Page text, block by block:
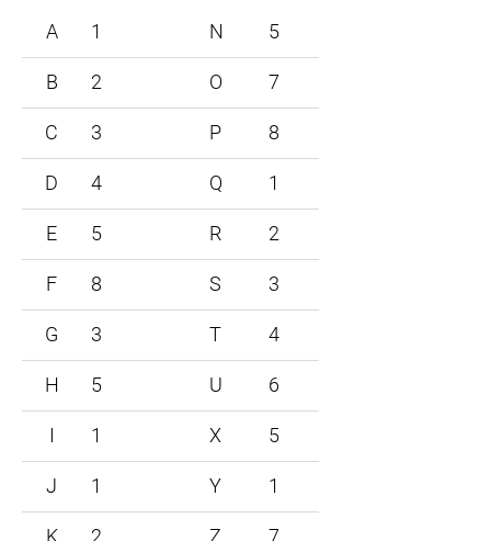
A 1 N 5
B 2 O 7
C 3 P 8
D 4 Q 1
E 5 R 2
F 8 S 3
G 3 T 4
H 5 U 6
I 1 X 5
J 1 Y 1
K 2 Z 7